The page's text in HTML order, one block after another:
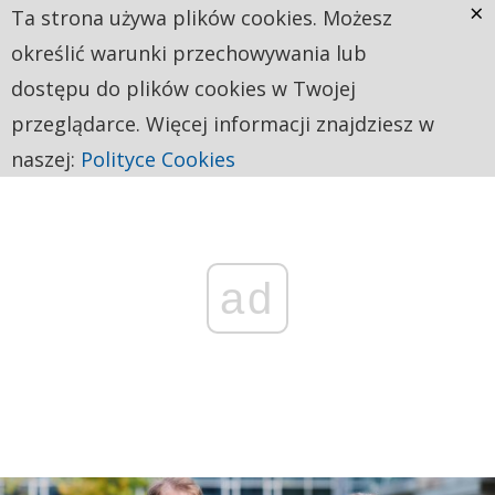
ad
Ta strona używa plików cookies. Możesz
określić warunki przechowywania lub
dostępu do plików cookies w Twojej
przeglądarce. Więcej informacji znajdziesz w
naszej: Polityce Cookies
×